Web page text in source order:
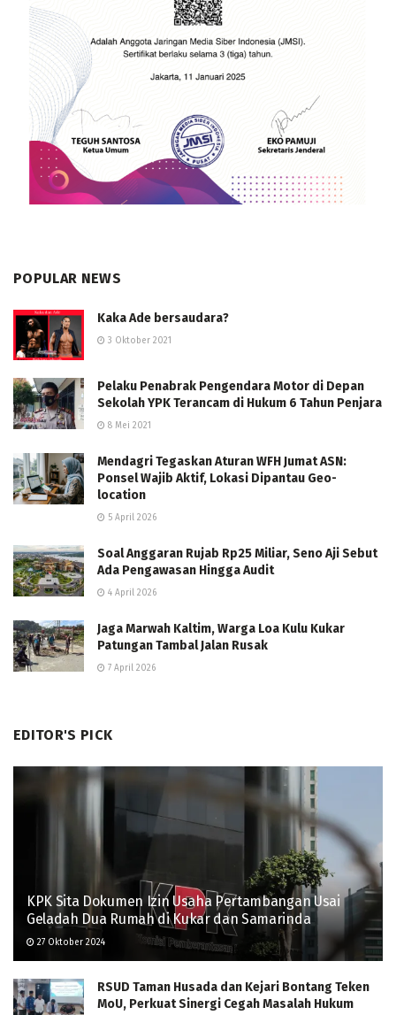
POPULAR NEWS
Kaka Ade bersaudara?
3 Oktober 2021
Pelaku Penabrak Pengendara Motor di Depan
Sekolah YPK Terancam di Hukum 6 Tahun Penjara
8 Mei 2021
Mendagri Tegaskan Aturan WFH Jumat ASN:
Ponsel Wajib Aktif, Lokasi Dipantau Geo-
location
5 April 2026
Soal Anggaran Rujab Rp25 Miliar, Seno Aji Sebut
Ada Pengawasan Hingga Audit
4 April 2026
Jaga Marwah Kaltim, Warga Loa Kulu Kukar
Patungan Tambal Jalan Rusak
7 April 2026
EDITOR'S PICK
KPK Sita Dokumen Izin Usaha Pertambangan Usai
Geladah Dua Rumah di Kukar dan Samarinda
27 Oktober 2024
RSUD Taman Husada dan Kejari Bontang Teken
MoU, Perkuat Sinergi Cegah Masalah Hukum